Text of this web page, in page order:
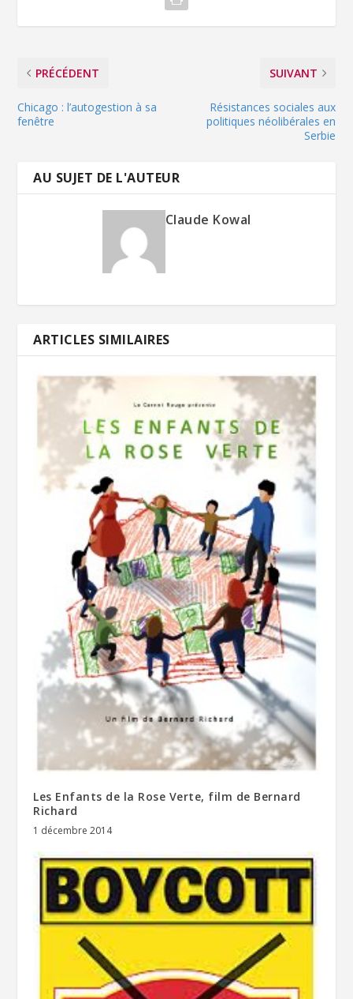
PRÉCÉDENT
Chicago : l’autogestion à sa
fenêtre
SUIVANT
Résistances sociales aux
politiques néolibérales en
Serbie
AU SUJET DE L'AUTEUR
Claude Kowal
ARTICLES SIMILAIRES
Les Enfants de la Rose Verte, film de Bernard
Richard
1 décembre 2014